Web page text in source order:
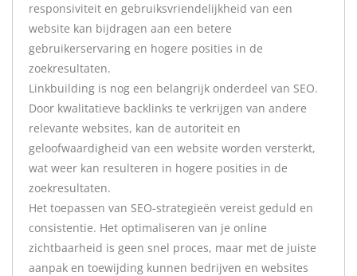
responsiviteit en gebruiksvriendelijkheid van een
website kan bijdragen aan een betere
gebruikerservaring en hogere posities in de
zoekresultaten.
Linkbuilding is nog een belangrijk onderdeel van SEO.
Door kwalitatieve backlinks te verkrijgen van andere
relevante websites, kan de autoriteit en
geloofwaardigheid van een website worden versterkt,
wat weer kan resulteren in hogere posities in de
zoekresultaten.
Het toepassen van SEO-strategieën vereist geduld en
consistentie. Het optimaliseren van je online
zichtbaarheid is geen snel proces, maar met de juiste
aanpak en toewijding kunnen bedrijven en websites